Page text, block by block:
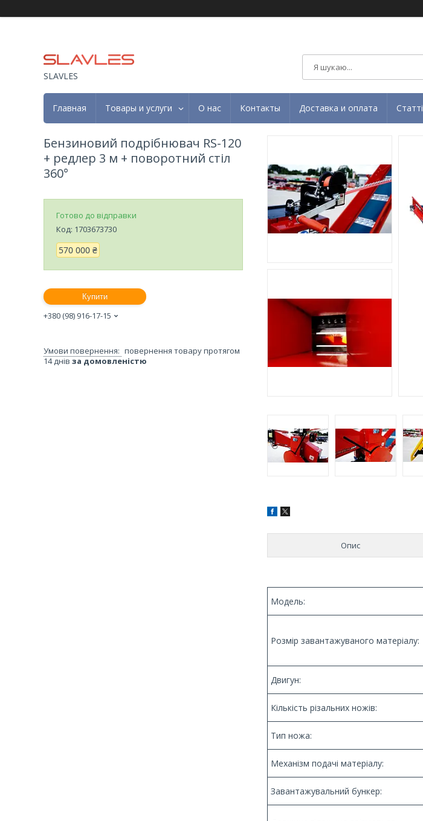
SLAVLES
Главная Товары и услуги О нас Контакты Доставка и оплата Статті
Опис
Модель:
Розмір завантажуваного матеріалу:
Двигун:
Кількість різальних ножів:
Тип ножа:
Механізм подачі матеріалу:
Завантажувальний бункер:
Бензиновий подрібнювач RS-120
+ редлер 3 м + поворотний стіл
360°
Готово до відправки
Код: 1703673730
570 000 ₴
Купити
+380 (98) 916-17-15
повернення товару протягом
14 днів за домовленістю